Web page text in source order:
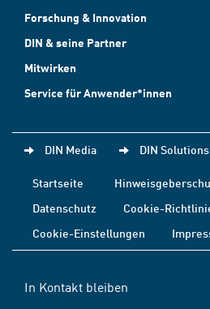
Forschung & Innovation
DIN & seine Partner
Mitwirken
Service für Anwender*innen
DIN Media DIN Solutions
Startseite
Datenschutz
Cookie-
Cookie-Einstellungen
In Kontakt bleiben